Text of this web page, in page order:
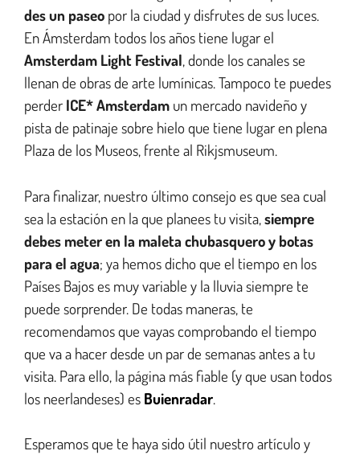
des un paseo por la ciudad y disfrutes de sus luces.
En Ámsterdam todos los años tiene lugar el
Amsterdam Light Festival, donde los canales se
llenan de obras de arte lumínicas. Tampoco te puedes
perder ICE* Amsterdam un mercado navideño y
pista de patinaje sobre hielo que tiene lugar en plena
Plaza de los Museos, frente al Rikjsmuseum.
Para finalizar, nuestro último consejo es que sea cual
sea la estación en la que planees tu visita,siempre
debes meter en la maleta chubasquero y botas
para el agua; ya hemos dicho que el tiempo en los
Países Bajos es muy variable y la lluvia siempre te
puede sorprender. De todas maneras, te
recomendamos que vayas comprobando el tiempo
que va a hacer desde un par de semanas antes a tu
visita. Para ello, la página más fiable (y que usan todos
los neerlandeses) es Buienradar.
Esperamos que te haya sido útil nuestro artículo y